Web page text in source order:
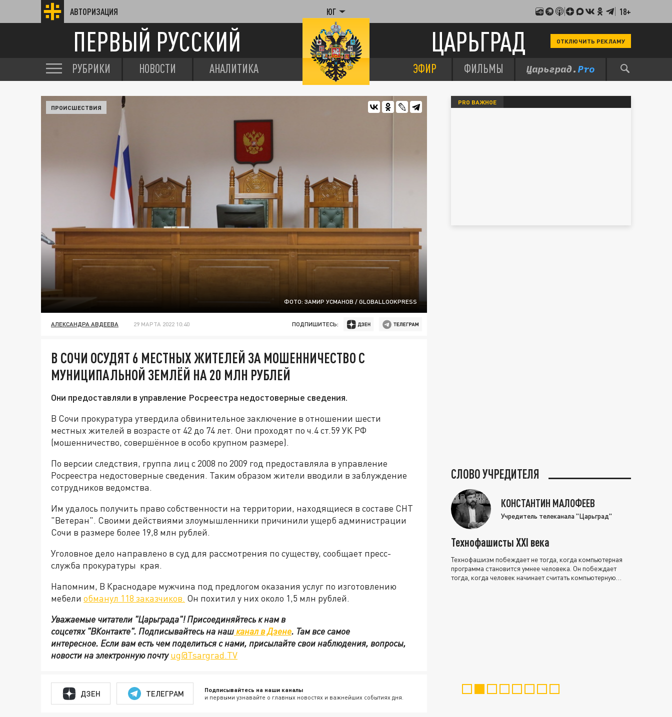
АВТОРИЗАЦИЯ ЮГ 18+
ПЕРВЫЙ РУССКИЙ ЦАРЬГРАД ОТКЛЮЧИТЬ РЕКЛАМУ
РУБРИКИ НОВОСТИ АНАЛИТИКА ЭФИР ФИЛЬМЫ
ФОТО: ЗАМИР УСМАНОВ / GLOBALLOOKPRESS
ПРОИСШЕСТВИЯ
АЛЕКСАНДРА АВДЕЕВА 29 МАРТА 2022 10:40 ПОДПИШИТЕСЬ:
В СОЧИ ОСУДЯТ 6 МЕСТНЫХ ЖИТЕЛЕЙ ЗА МОШЕННИЧЕСТВО С
МУНИЦИПАЛЬНОЙ ЗЕМЛЁЙ НА 20 МЛН РУБЛЕЙ
Они предоставляли в управление Росреестра недостоверные сведения.
В Сочи прокуратура утвердила обвинительное заключение в отношении шести
местных жителей в возрасте от 42 до 74 лет. Они проходят по ч.4 ст.59 УК РФ
(мошенничество, совершённое в особо крупном размере).
По версии следствия, группа лиц с 2008 по 2009 год предоставляла в управление
Росреестра недостоверные сведения. Таким образом жители вводили в заблуждение
сотрудников ведомства.
Им удалось получить право собственности на территории, находящиеся в составе СНТ
"Ветеран". Своими действиями злоумышленники причинили ущерб администрации
Сочи в размере более 19,8 млн рублей.
Уголовное дело направлено в суд для рассмотрения по существу, сообщает пресс-
служба прокуратуры края.
Напомним, В Краснодаре мужчина под предлогом оказания услуг по изготовлению
мебели обманул 118 заказчиков. Он похитил у них около 1,5 млн рублей.
Уважаемые читатели "Царьграда"!Присоединяйтесь к нам в
соцсетях"ВКонтакте". Подписывайтесь на нашканал в Дзене. Там все самое
интересное. Если вам есть чем поделиться с нами, присылайте свои наблюдения, вопросы,
новости на электронную почтуug@Tsargrad.TV
ДЗЕН ТЕЛЕГРАМ Подписывайтесь на наши каналы
и первыми узнавайте о главных новостях и важнейших событиях дня.
PRO ВАЖНОЕ
СЛОВО УЧРЕДИТЕЛЯ
КОНСТАНТИН МАЛОФЕЕВ
Учредитель телеканала "Царьград"
Технофашисты XXI века
Технофашизм побеждает не тогда, когда компьютерная
программа становится умнее человека. Он побеждает
тогда, когда человек начинает считать компьютерную